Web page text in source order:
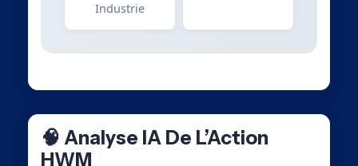
Industrie
🧠 Analyse IA De L’Action
HWM